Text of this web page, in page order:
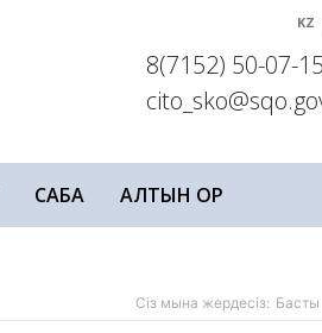
KZ
8(7152) 50-07-15
САБАҚ АЛТЫН ҚОР
Сіз мына жердесіз: Басты